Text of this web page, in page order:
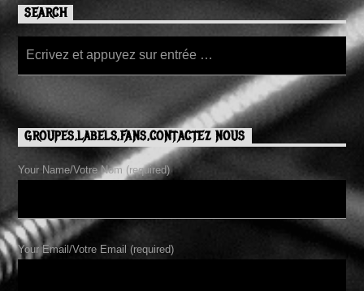
SEARCH
GROUPES,LABELS,FANS,CONTACTEZ NOUS
Your Name/Votre Nom (required)
Your Email/Votre Email (required)